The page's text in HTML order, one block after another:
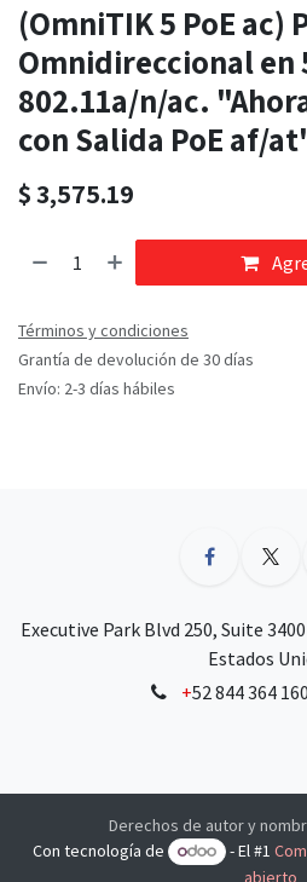
(OmniTIK 5 PoE ac)
Omnidireccional en
802.11a/n/ac.
con Salida PoE af/
$3,575.19
Términos y condiciones
Grantía de devolución de 30 días
Envío: 2-3 días hábiles
Executive Park Blvd 250, Suite 3400
Estados
+52 844 364
Derechos de autor y
Con tecnología de
- El #1
abierto